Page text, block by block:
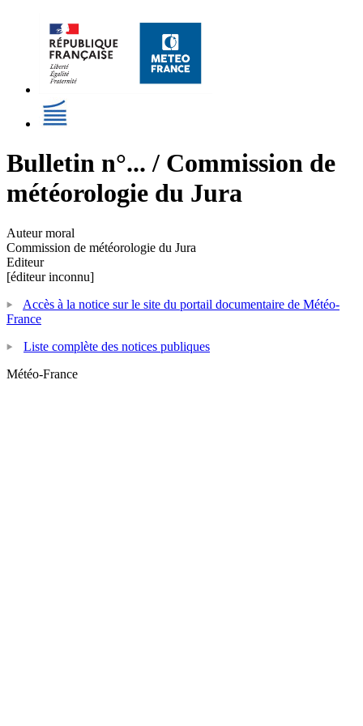
Bulletin n°... / Commission de
météorologie du Jura
Auteur moral
Commission de météorologie du Jura
Editeur
[éditeur inconnu]
Accès à la notice sur le site du portail documentaire de Météo-
France
Liste complète des notices publiques
Météo-France